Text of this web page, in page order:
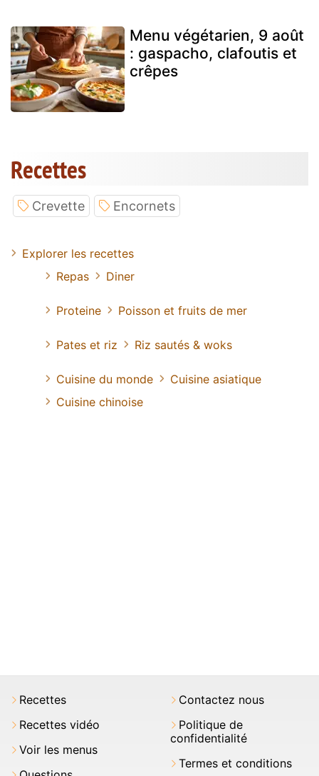
Menu végétarien, 9 août
: gaspacho, clafoutis et
crêpes
Recettes
Crevette Encornets
Explorer les recettes
Repas
Diner
Proteine Poisson et fruits de mer
Pates et riz Riz sautés & woks
Cuisine du monde
Cuisine asiatique
Cuisine chinoise
Recettes
Recettes vidéo
Voir les menus
Contactez nous
Politique de
confidentialité
Termes et conditions